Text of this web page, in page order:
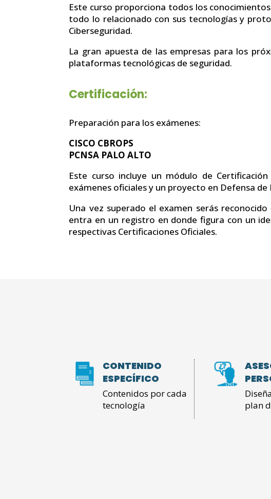
Este curso proporciona todos los
todo lo relacionado con sus tecnologías y
Ciberseguridad.
La gran apuesta de las empresas para los
plataformas tecnológicas de seguridad.
Certificación:
Preparación para los exámenes:
CISCO CBROPS
PCNSA PALO ALTO
Este curso incluye un módulo de
exámenes oficiales y un proyecto en Defensa
Una vez superado el examen serás
entra en un registro en donde figura con un
respectivas Certificaciones Oficiales.
CONTENIDO
ESPECÍFICO
Contenidos por cada
tecnología
plan